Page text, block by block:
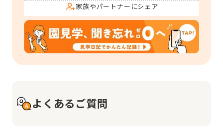
家族やパートナーにシェア
よくあるご質問